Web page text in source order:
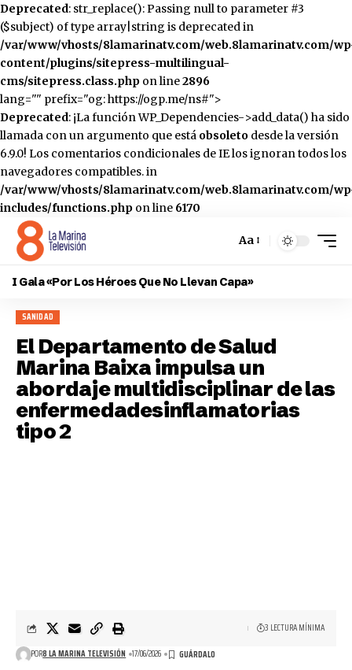
Deprecated: str_replace(): Passing null to parameter #3
($subject) of type array|string is deprecated in
/var/www/vhosts/8lamarinatv.com/web.8lamarinatv.com/
content/plugins/sitepress-multilingual-
cms/sitepress.class.php on line2896
lang="" prefix="og: https://ogp.me/ns#">
Deprecated: ¡La función WP_Dependencies->add_data() ha sido
llamada con un argumento que está obsoleto desde la versión
6.9.0! Los comentarios condicionales de IE los ignoran todos los
navegadores compatibles. in
/var/www/vhosts/8lamarinatv.com/web.8lamarinatv.com/
includes/functions.php on line 6170
Cambiar
tamaño
fuente
Aa
I Gala «Por Los Héroes Que No Llevan Capa»
SANIDAD
El Departamento de Salud
Marina Baixa impulsa un
abordaje multidisciplinar de las
enfermedadesinflamatorias
tipo 2
POR8 LA MARINA TELEVISIÓN 17/06/2026
3 LECTURA MÍNIMA